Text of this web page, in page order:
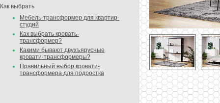
Как выбрать
Мебель-трансформер для квартир-
студий
Как выбрать кровать-
трансформер?
Какими бывают двухъярусные
кровати-трансформеры?
Правильный выбор кровати-
трансформера для подростка